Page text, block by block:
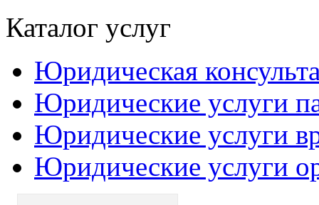
Каталог услуг
Юридическая
Юридические услуги
Юридические услуги
Юридические услуги